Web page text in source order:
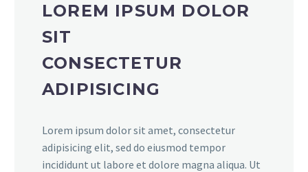
LOREM IPSUM DOLOR
SIT
CONSECTETUR
ADIPISICING
Lorem ipsum dolor sit amet, consectetur
adipisicing elit, sed do eiusmod tempor
incididunt ut labore et dolore magna aliqua. Ut